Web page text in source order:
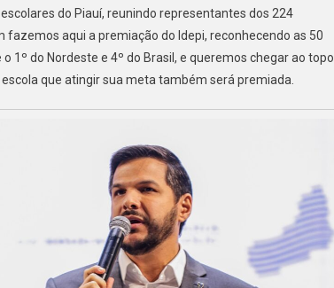
do Piauí, reunindo representantes dos 224
aqui a premiação do Idepi, reconhecendo as 50
1º do Nordeste e 4º do Brasil, e queremos chegar ao topo
que atingir sua meta também será premiada.